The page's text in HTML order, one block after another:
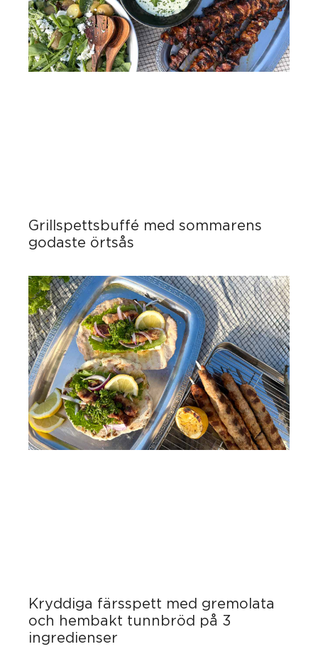
Grillspettsbuffé med sommarens
godaste örtsås
Kryddiga färsspett med gremolata
och hembakt tunnbröd på 3
ingredienser